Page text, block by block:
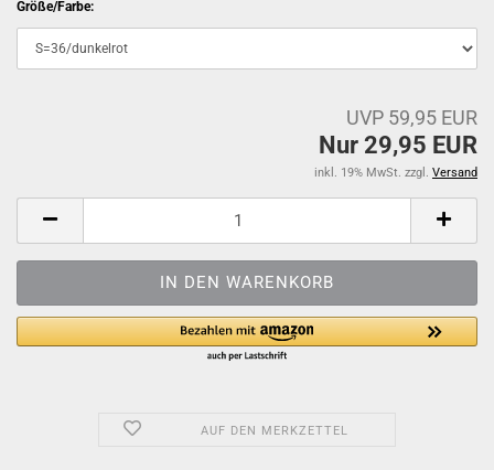
Größe/Farbe:
UVP 59,95 EUR
Nur 29,95 EUR
inkl. 19% MwSt. zzgl. Versand
AUF DEN MERKZETTEL